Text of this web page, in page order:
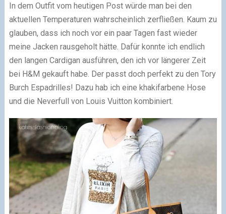
In dem Outfit vom heutigen Post würde man bei den
aktuellen Temperaturen wahrscheinlich zerfließen. Kaum zu
glauben, dass ich noch vor ein paar Tagen fast wieder
meine Jacken rausgeholt hätte. Dafür konnte ich endlich
den langen Cardigan ausführen, den ich vor längerer Zeit
bei H&M gekauft habe. Der passt doch perfekt zu den Tory
Burch Espadrilles! Dazu hab ich eine khakifarbene Hose
und die Neverfull von Louis Vuitton kombiniert.